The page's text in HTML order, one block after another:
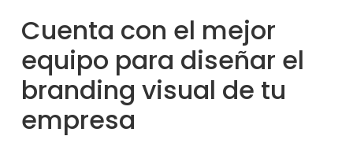
Cuenta con el mejor
equipo para diseñar el
branding visual de tu
empresa